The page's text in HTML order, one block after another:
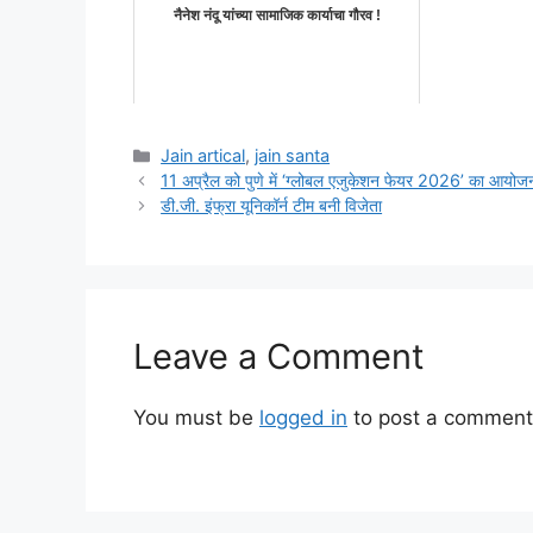
नैनेश नंदू यांच्या सामाजिक कार्याचा गौरव !
Categories
Jain artical, jain santa
11 अप्रैल को पुणे में ‘ग्लोबल एजुकेशन फेयर 2026’ का
डी.जी. इंफ्रा यूनिकॉर्न टीम बनी विजेता
Leave a Comment
You must be logged in to post a